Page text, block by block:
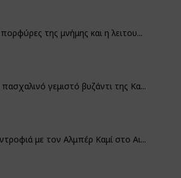
της μνήμης και η λειτου...
γεμιστό βυζάντι της Κα...
με τον Αλμπέρ Καμί στο Αι...